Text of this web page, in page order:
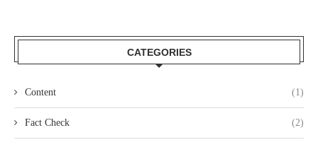
CATEGORIES
Content (1)
Fact Check (2)